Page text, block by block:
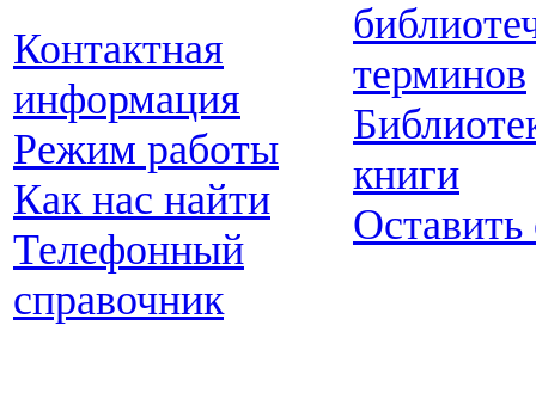
Контактная
информация
Режим работы
Как нас найти
Телефонный
справочник
терминов
книги
Оставить